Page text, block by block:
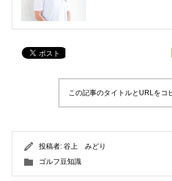
この記事のタイトルとURLをコ
投稿者: 谷上 みどり
ゴルフ豆知識